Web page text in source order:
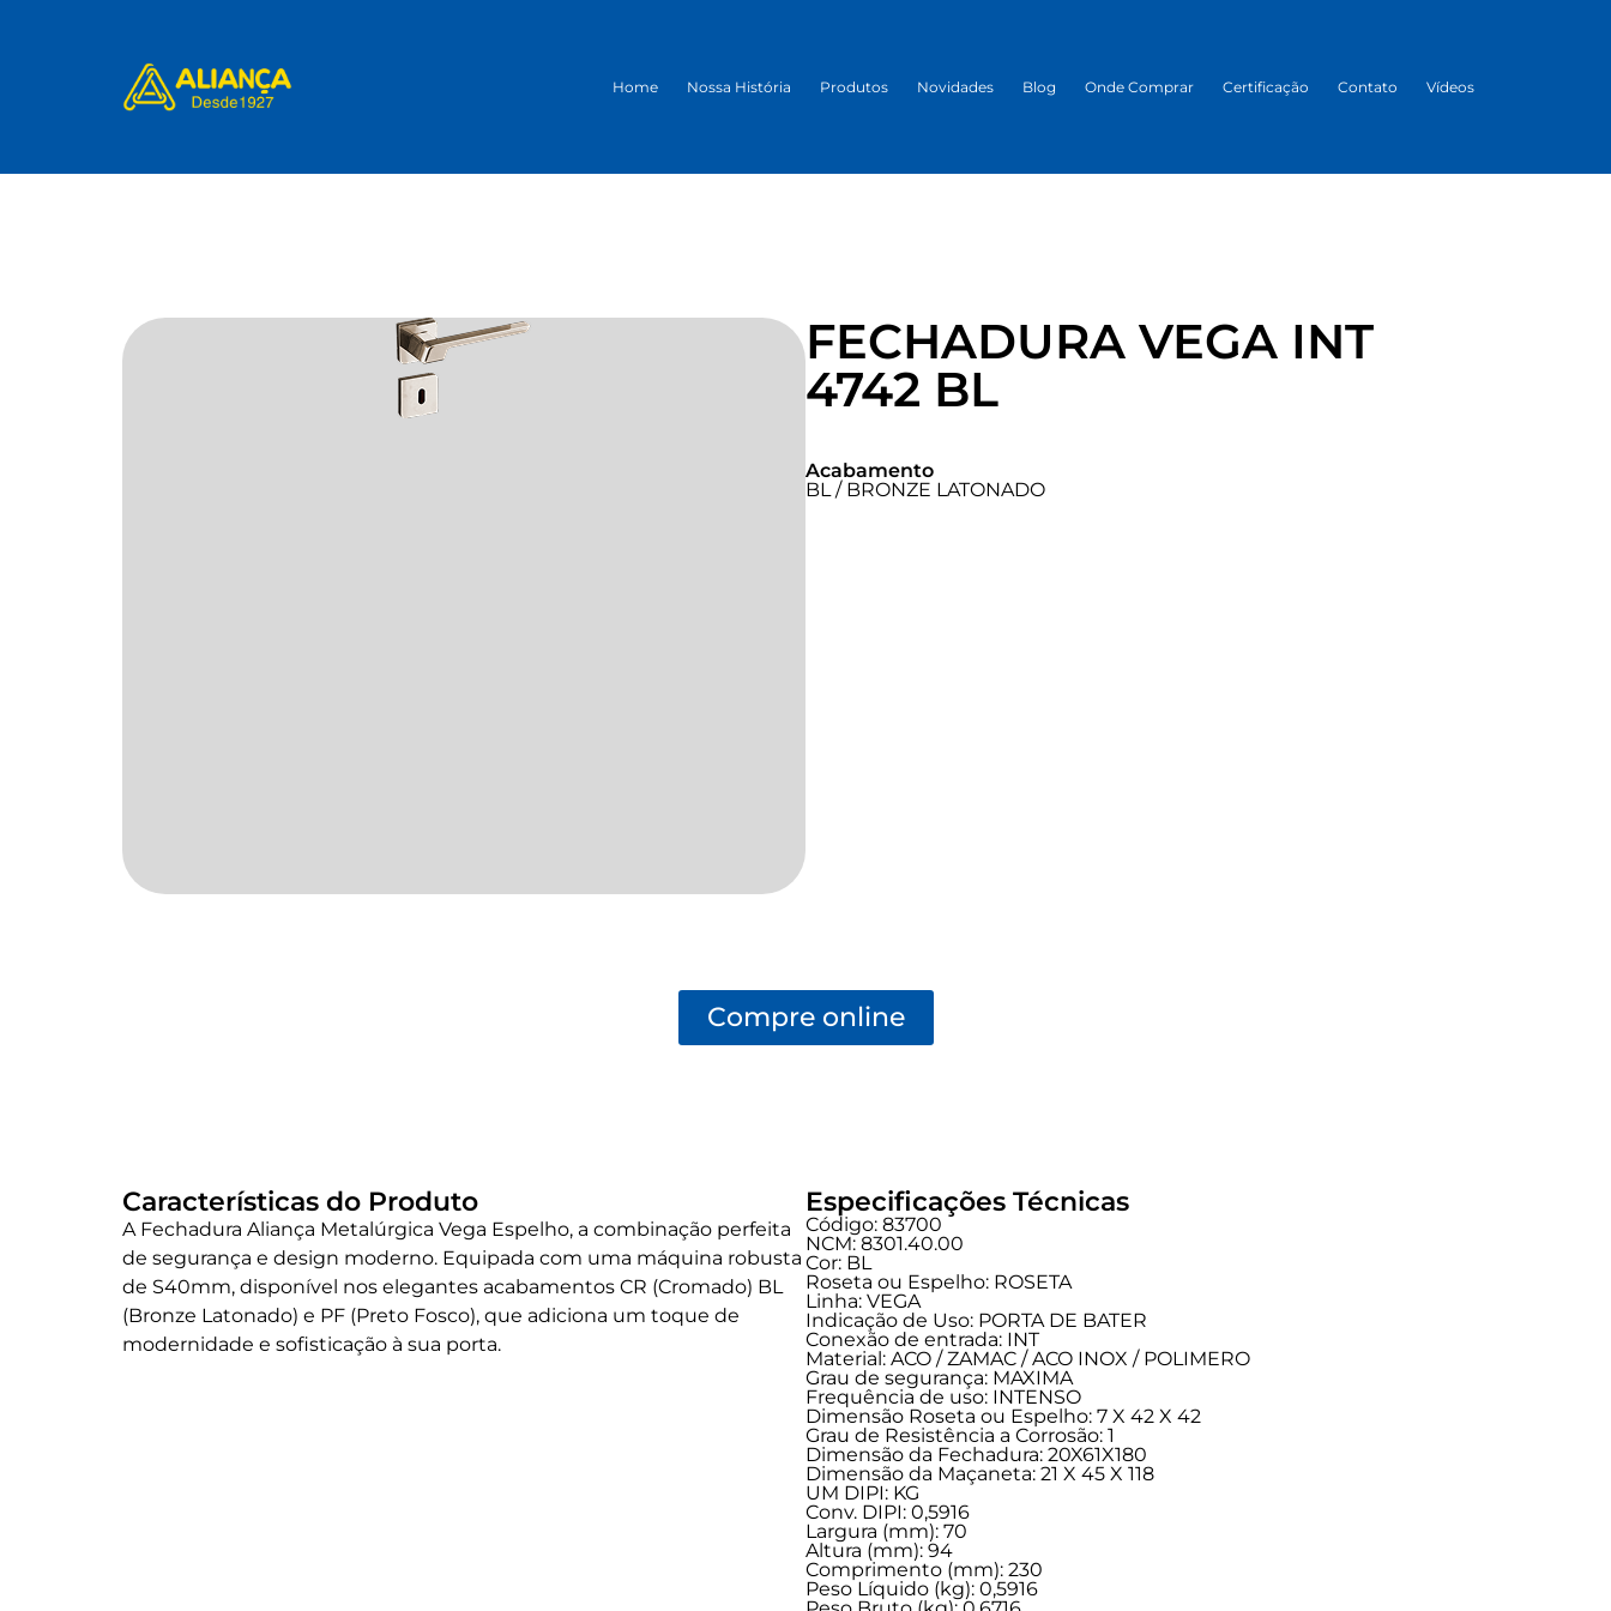
Home Nossa História Produtos Novidades Blog Onde Comprar Certificação Contato Vídeos
FECHADURA VEGA INT
4742 BL
Acabamento
BL / BRONZE LATONADO
Compre online
Características do Produto
A Fechadura Aliança Metalúrgica Vega Espelho, a combinação perfeita
de segurança e design moderno. Equipada com uma máquina robusta
de S40mm, disponível nos elegantes acabamentos CR (Cromado) BL
(Bronze Latonado) e PF (Preto Fosco), que adiciona um toque de
modernidade e sofisticação à sua porta.
Especificações Técnicas
Código: 83700
NCM: 8301.40.00
Cor: BL
Roseta ou Espelho: ROSETA
Linha: VEGA
Indicação de Uso: PORTA DE BATER
Conexão de entrada: INT
Material: ACO / ZAMAC / ACO INOX / POLIMERO
Grau de segurança: MAXIMA
Frequência de uso: INTENSO
Dimensão Roseta ou Espelho: 7 X 42 X 42
Grau de Resistência a Corrosão: 1
Dimensão da Fechadura: 20X61X180
Dimensão da Maçaneta: 21 X 45 X 118
UM DIPI: KG
Conv. DIPI: 0,5916
Largura (mm): 70
Altura (mm): 94
Comprimento (mm): 230
Peso Líquido (kg): 0,5916